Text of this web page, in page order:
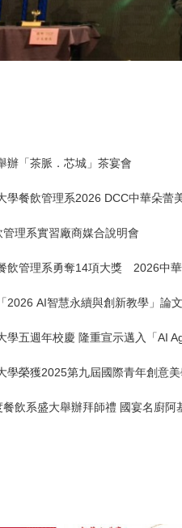
辦「茶脈．芯城」茶宴會
學餐飲管理系2026 DCC中華朵蕾
理系實習廠商媒合說明會
飲管理系勇奪14項大獎 2026中
2026 AI智慧永續與創新教學」論
學五週年校慶 隆重宣示邁入「AI
學榮獲2025第九屆國際青年創意
餐飲系盛大舉辦拜師禮 國宴名廚阿